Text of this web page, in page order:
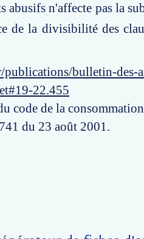
abusifs n'affecte pas la
de la divisibilité des
bulletin-des-
22.455
code de la
du 23 août 2001.